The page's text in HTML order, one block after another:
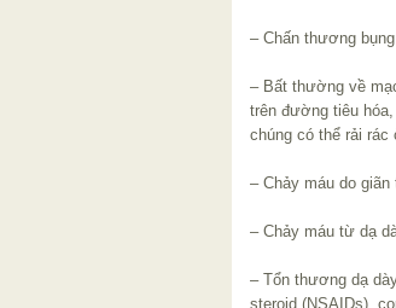
– Chấn thương
– Bất thường về
trên đường tiêu
chúng có thể rải rác
– Chảy máu do
– Chảy máu từ dạ
– Tổn thương dạ
steroid (NSAIDs),